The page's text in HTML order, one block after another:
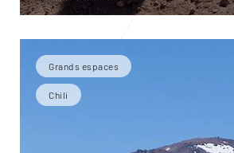
Grands espaces
Chili